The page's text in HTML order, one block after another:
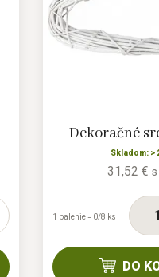
Dekoračné
Skladom: >
31,52 € s
1 balenie = 0/8 ks
DO